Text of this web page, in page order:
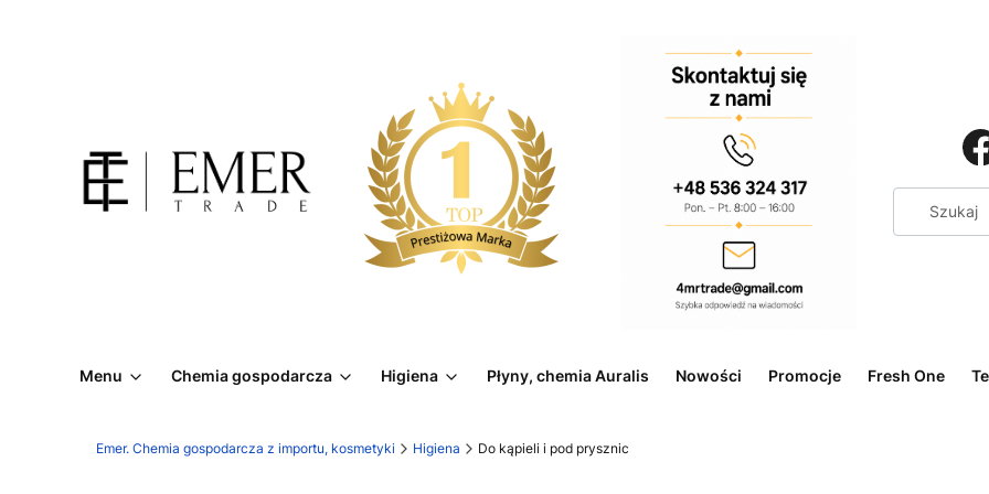
Menu Chemia gospodarcza Higiena Płyny, chemia Auralis Nowości Promocje Fresh One
Emer. Chemia gospodarcza z importu, kosmetyki Higiena Do kąpieli i pod prysznic